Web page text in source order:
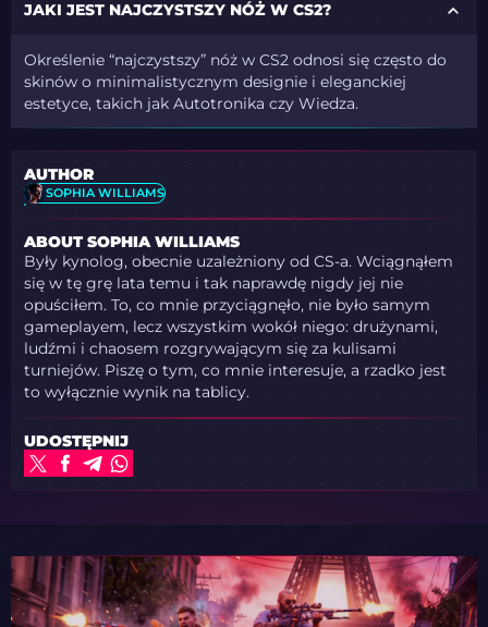
JAKI JEST NAJCZYSTSZY NÓŻ W CS2?
Określenie “najczystszy” nóż w CS2 odnosi się często do
skinów o minimalistycznym designie i eleganckiej
estetyce, takich jak Autotronika czy Wiedza.
AUTHOR
SOPHIA WILLIAMS
ABOUT SOPHIA WILLIAMS
Były kynolog, obecnie uzależniony od CS-a. Wciągnąłem
się w tę grę lata temu i tak naprawdę nigdy jej nie
opuściłem. To, co mnie przyciągnęło, nie było samym
gameplayem, lecz wszystkim wokół niego: drużynami,
ludźmi i chaosem rozgrywającym się za kulisami
turniejów. Piszę o tym, co mnie interesuje, a rzadko jest
to wyłącznie wynik na tablicy.
UDOSTĘPNIJ